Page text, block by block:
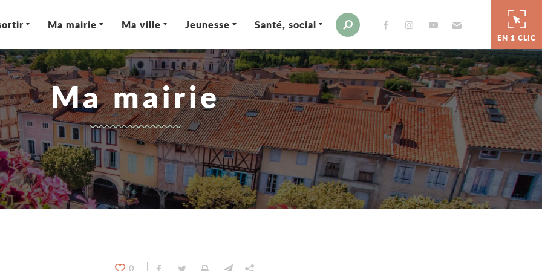
EN 1 CLIC
Moteur de recherche
Ma mairie Ma ville Jeunesse Santé, social Envoyer par e-mail
Ma mairie
0 Partager sur Facebook
Partager sur Twitter
ImprimerEnvoyer par e-mail